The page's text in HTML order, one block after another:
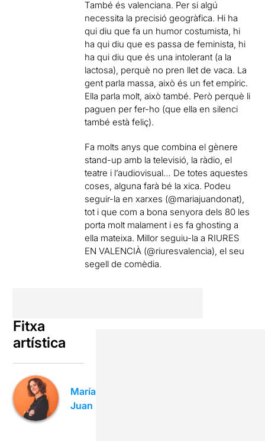
També és valenciana. Per si algú
necessita la precisió geogràfica. Hi ha
qui diu que fa un humor costumista, hi
ha qui diu que es passa de feminista, hi
ha qui diu que és una intolerant (a la
lactosa), perquè no pren llet de vaca. La
gent parla massa, això és un fet empíric.
Ella parla molt, això també. Però perquè li
paguen per fer-ho (que ella en silenci
també està feliç).
Fa molts anys que combina el gènere
stand-up amb la televisió, la ràdio, el
teatre i l’audiovisual… De totes aquestes
coses, alguna farà bé la xica. Podeu
seguir-la en xarxes (@mariajuandonat),
tot i que com a bona senyora dels 80 les
porta molt malament i es fa ghosting a
ella mateixa. Millor seguiu-la a RIURES
EN VALENCIÀ (@riuresvalencia), el seu
segell de comèdia.
Fitxa
artística
María
Juan